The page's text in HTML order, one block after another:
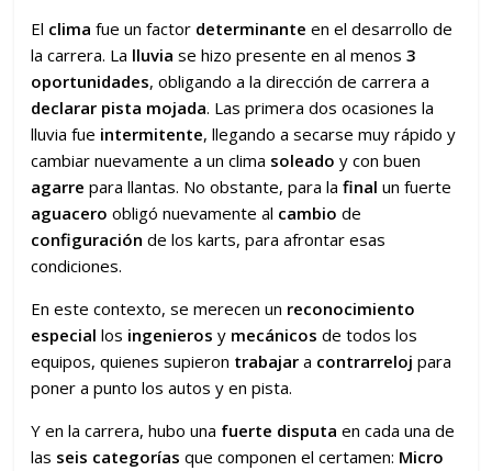
El clima fue un factor determinante en el desarrollo de
la carrera. La lluvia se hizo presente en al menos3
oportunidades, obligando a la dirección de carrera a
declarar pista mojada. Las primera dos ocasiones la
lluvia fue intermitente, llegando a secarse muy rápido y
cambiar nuevamente a un clima soleado y con buen
agarre para llantas. No obstante, para lafinal un fuerte
aguacero obligó nuevamente al cambio de
configuración de los karts, para afrontar esas
condiciones.
En este contexto, se merecen un reconocimiento
especial los ingenieros y mecánicos de todos los
equipos, quienes supieron trabajar a contrarreloj para
poner a punto los autos y en pista.
Y en la carrera, hubo una fuerte disputa en cada una de
las seis categorías que componen el certamen: Micro